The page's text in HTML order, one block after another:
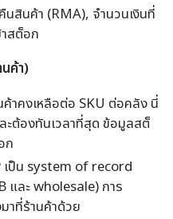
สินค้า (RMA), จำนวนเงินที่
สต็อก
ค้า)
าคงเหลือต่อ SKU ต่อคลัง นี่
ต้องทันเวลาที่สุด ข้อมูลสต็
ก
เป็น system of record
และ wholesale) การ
าที่ร้านค้าด้วย